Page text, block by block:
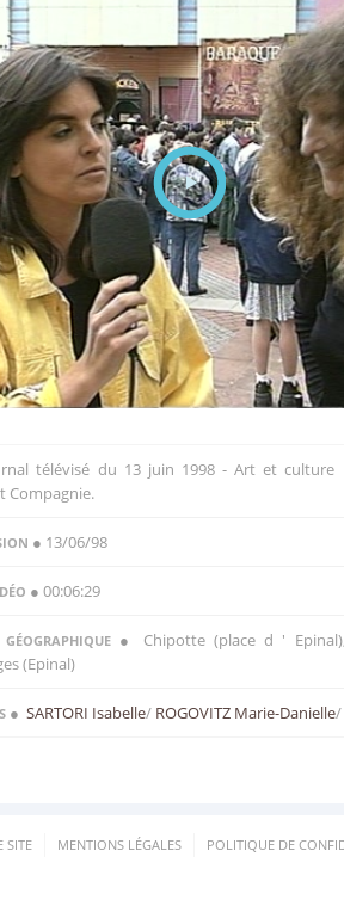
télévisé du 13 juin 1998 - Art et culture
Compagnie.
● 13/06/98
● 00:06:29
● Chipotte (place d '
(Epinal)
● SARTORI Isabelle/ ROGOVITZ Marie-Danielle/
SITE MENTIONS LÉGALES POLITIQUE DE